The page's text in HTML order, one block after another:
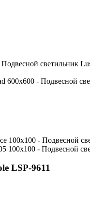
Подвесной светильник
LSP-9611